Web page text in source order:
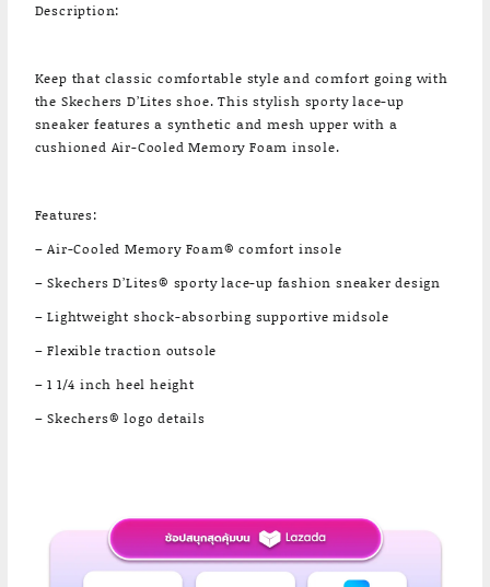
Description:
Keep that classic comfortable style and comfort going with
the Skechers D’Lites shoe. This stylish sporty lace-up
sneaker features a synthetic and mesh upper with a
cushioned Air-Cooled Memory Foam insole.
Features:
– Air-Cooled Memory Foam® comfort insole
– Skechers D’Lites® sporty lace-up fashion sneaker design
– Lightweight shock-absorbing supportive midsole
– Flexible traction outsole
– 1 1/4 inch heel height
– Skechers® logo details